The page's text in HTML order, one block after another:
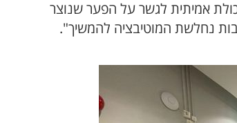
אמיתית לגשר על הפער שנוצר
נחלשת המוטיבציה להמשיך".